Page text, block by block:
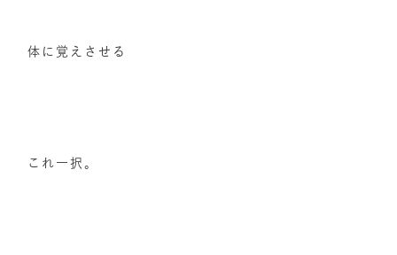
体に覚えさせる
これ一択。